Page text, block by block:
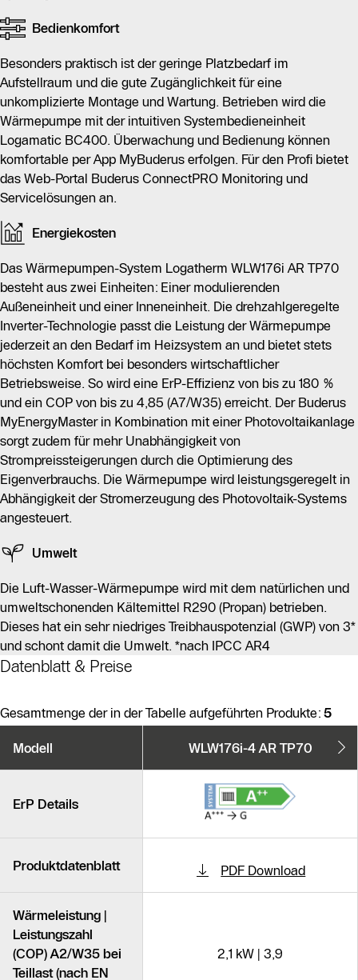
Bedienkomfort
Besonders praktisch ist der geringe Platzbedarf im
Aufstellraum und die gute Zugänglichkeit für eine
unkomplizierte Montage und Wartung. Betrieben wird die
Wärmepumpe mit der intuitiven Systembedieneinheit
Logamatic BC400. Überwachung und Bedienung können
komfortable per App MyBuderus erfolgen. Für den Profi bietet
das Web-Portal Buderus ConnectPRO Monitoring und
Servicelösungen an.
Energiekosten
Das Wärmepumpen-System Logatherm WLW176i AR TP70
besteht aus zwei Einheiten: Einer modulierenden
Außeneinheit und einer Inneneinheit. Die drehzahlgeregelte
Inverter-Technologie passt die Leistung der Wärmepumpe
jederzeit an den Bedarf im Heizsystem an und bietet stets
höchsten Komfort bei besonders wirtschaftlicher
Betriebsweise. So wird eine ErP-Effizienz von bis zu 180 %
und ein COP von bis zu 4,85 (A7/W35) erreicht. Der Buderus
MyEnergyMaster in Kombination mit einer Photovoltaikanlage
sorgt zudem für mehr Unabhängigkeit von
Strompreissteigerungen durch die Optimierung des
Eigenverbrauchs. Die Wärmepumpe wird leistungsgeregelt in
Abhängigkeit der Stromerzeugung des Photovoltaik-Systems
angesteuert.
Umwelt
Die Luft-Wasser-Wärmepumpe wird mit dem natürlichen und
umweltschonenden Kältemittel R290 (Propan) betrieben.
Dieses hat ein sehr niedriges Treibhauspotenzial (GWP) von 3*
und schont damit die Umwelt. *nach IPCC AR4
Datenblatt & Preise
Gesamtmenge der in der Tabelle aufgeführten Produkte: 5
Modell WLW176i-4 AR TP70
ErP Details
Produktdatenblatt PDF Download
Wärmeleistung |
Leistungszahl
(COP) A2/W35 bei
Teillast (nach EN
2,1 kW | 3,9